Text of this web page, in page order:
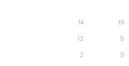
14 19
12 5
2 0